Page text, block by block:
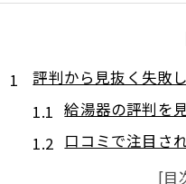
評判から見抜く失敗
給湯器の評判を
口コミで注目さ
壊れやすいメー